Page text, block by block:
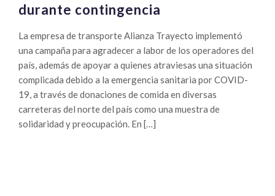
durante contingencia
La empresa de transporte Alianza Trayecto implementó
una campaña para agradecer a labor de los operadores del
país, además de apoyar a quienes atraviesas una situación
complicada debido a la emergencia sanitaria por COVID-
19, a través de donaciones de comida en diversas
carreteras del norte del país como una muestra de
solidaridad y preocupación. En […]